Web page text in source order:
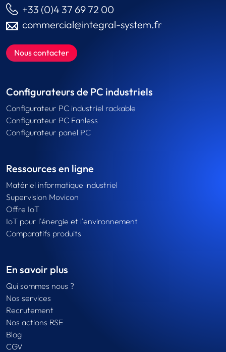
+33 (0)4 37 69 72 00
commercial@integral-system.fr
Nous contacter
Configurateurs de PC industriels
Configurateur PC industriel rackable
Configurateur PC Fanless
Configurateur panel PC
Ressources en ligne
Matériel informatique industriel
Supervision Movicon
Offre IoT
IoT pour l'énergie et l'environnement
Comparatifs produits
En savoir plus
Qui sommes nous ?
Nos services
Recrutement
Nos actions RSE
Blog
CGV